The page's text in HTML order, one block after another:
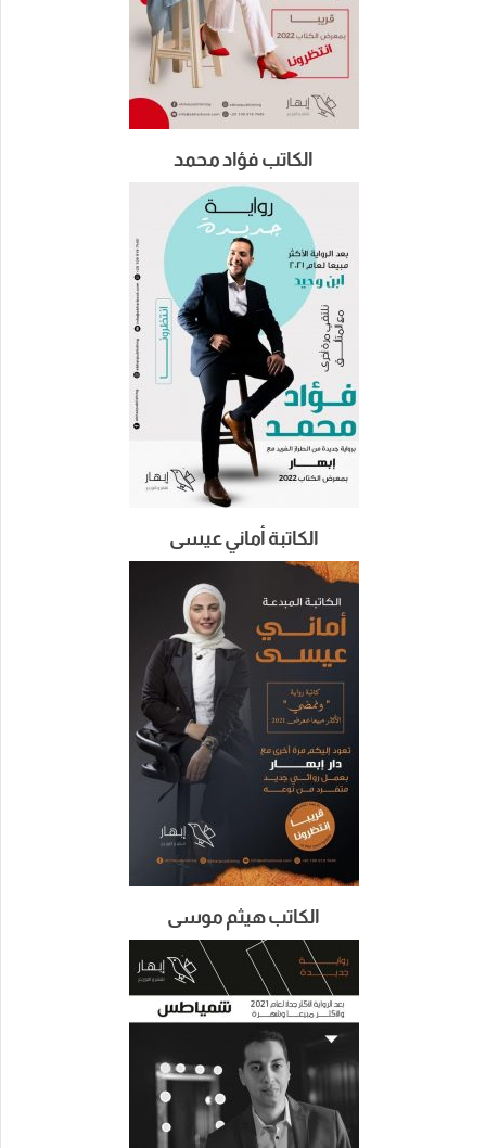
الكاتب فؤاد محمد
الكاتبة أماني عيسى
الكاتب هيثم موسى